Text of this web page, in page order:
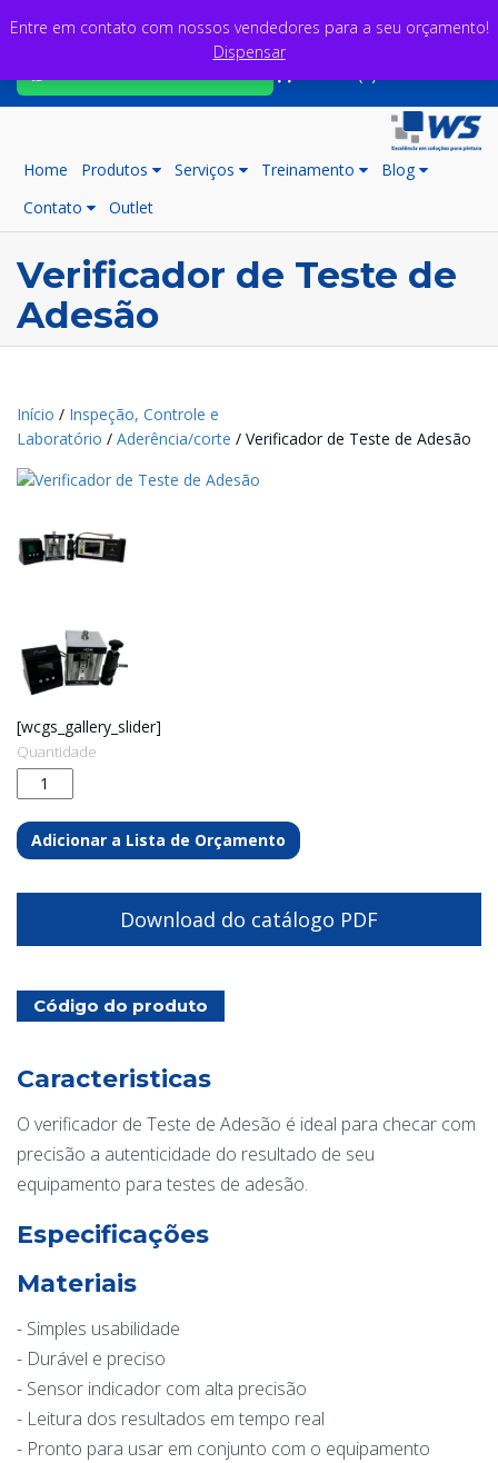
Home Produtos Serviços Treinamento
Blog
Contato
Outlet
Verificador de Teste de
Adesão
Início / Inspeção, Controle e
Laboratório / Aderência/corte / Verificador de Teste de Adesão
[wcgs_gallery_slider]
Quantidade
Adicionar a Lista de Orçamento
Download do catálogo PDF
Código do produto
Caracteristicas
O verificador de Teste de Adesão é ideal para checar com
precisão a autenticidade do resultado de seu
equipamento para testes de adesão.
Especificações
Materiais
- Simples usabilidade
- Durável e preciso
- Sensor indicador com alta precisão
- Leitura dos resultados em tempo real
- Pronto para usar em conjunto com o equipamento
Entre em contato com nossos vendedores para a seu orçamento!
Dispensar